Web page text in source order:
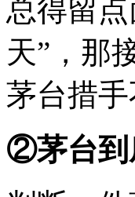
总得留
天”，那
茅台措
②茅台到